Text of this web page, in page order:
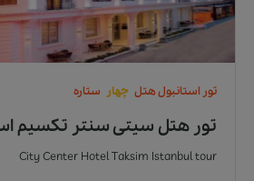
تور استانبولهتل چهار ستاره
تور هتل سیتی سنتر تکسیم
City Center Hotel Taksim Istanbul tour